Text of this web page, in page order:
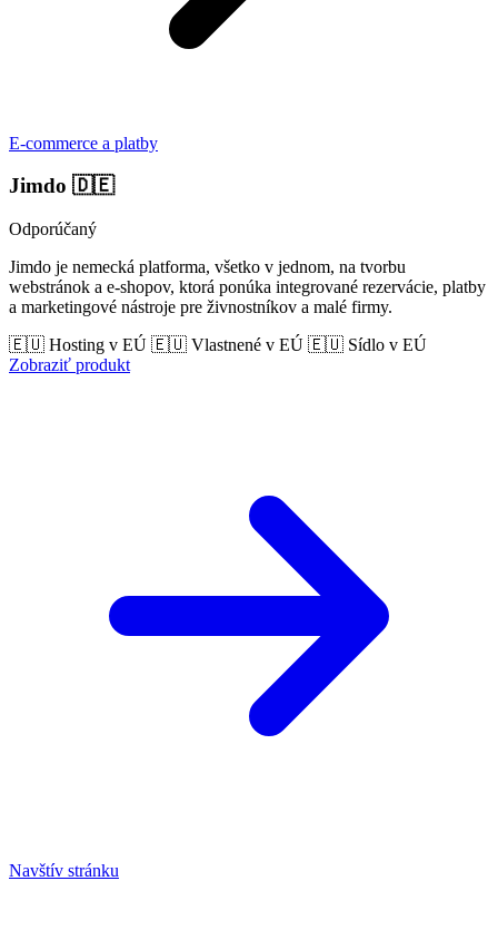
E-commerce a platby
Jimdo 🇩🇪
Odporúčaný
Jimdo je nemecká platforma, všetko v jednom, na tvorbu
webstránok a e-shopov, ktorá ponúka integrované rezervácie, platby
a marketingové nástroje pre živnostníkov a malé firmy.
🇪🇺 Hosting v EÚ 🇪🇺 Vlastnené v EÚ 🇪🇺 Sídlo v EÚ
Zobraziť produkt
Navštív stránku